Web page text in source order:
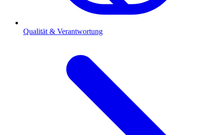
Qualität & Verantwortung